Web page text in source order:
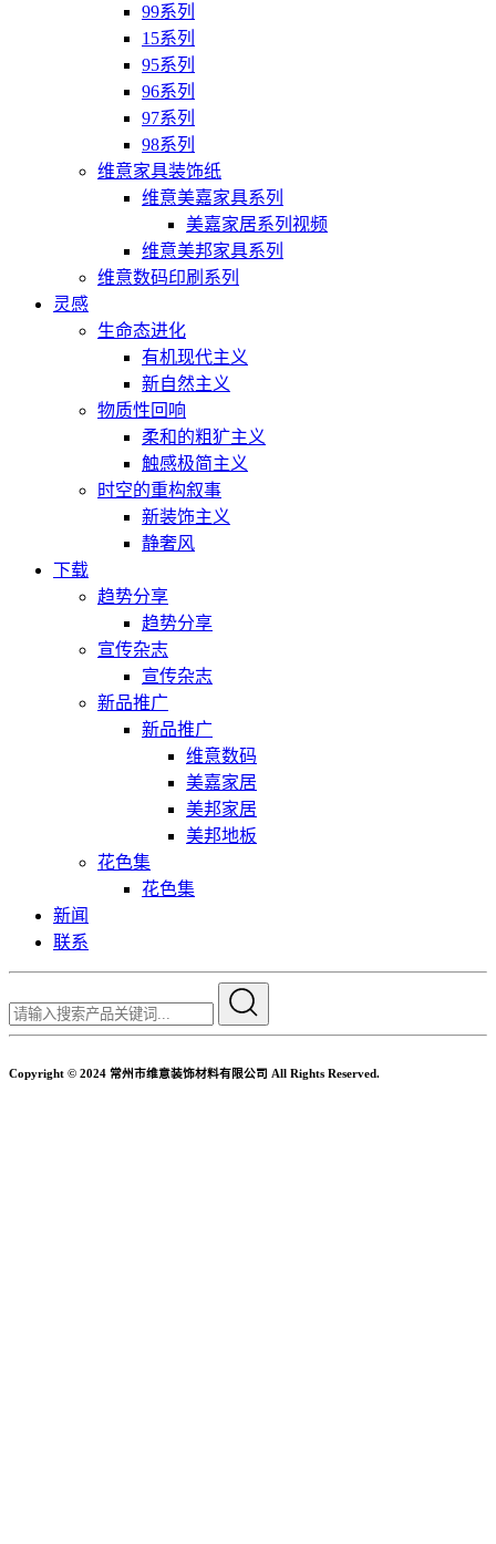
99系列
15系列
95系列
96系列
97系列
98系列
维意家具装饰纸
维意美嘉家具系列
美嘉家居系列视频
维意美邦家具系列
维意数码印刷系列
灵感
生命态进化
有机现代主义
新自然主义
物质性回响
柔和的粗犷主义
触感极简主义
时空的重构叙事
新装饰主义
静奢风
下载
趋势分享
趋势分享
宣传杂志
宣传杂志
新品推广
新品推广
维意数码
美嘉家居
美邦家居
美邦地板
花色集
花色集
新闻
联系
Copyright © 2024 常州市维意装饰材料有限公司 All Rights Reserved.